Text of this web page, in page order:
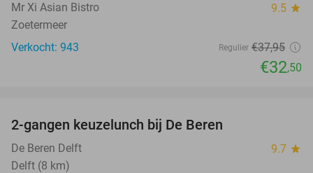
Mr Xi Asian Bistro 9.5 star
Zoetermeer
Verkocht: 943
Regulier €37,95
€32,50
NEW
TODAY
2-gangen keuzelunch bij De Beren
De Beren Delft 9.7 star
Delft (8 km)